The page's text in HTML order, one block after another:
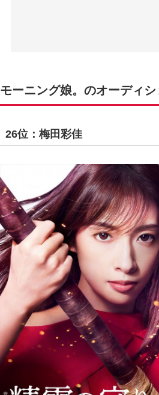
モーニング娘。のオーディ
26位：梅田彩佳